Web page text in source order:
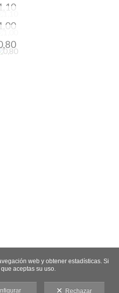
web y obtener estadísticas. Si
aceptas su uso.
Rechazar